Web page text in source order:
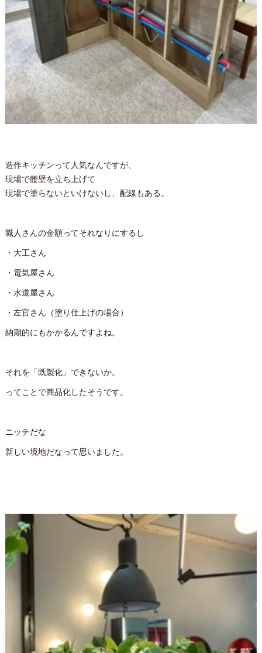
造作キッチンって人気なんですが、
現場で腰壁を立ち上げて
現場で塗らないといけないし、配線もある。
職人さんの金額ってそれなりにするし
・大工さん
・電気屋さん
・水道屋さん
・左官さん（塗り仕上げの場合）
納期的にもかかるんですよね。
それを「既製化」できないか。
ってことで商品化したそうです。
ニッチだな
新しい境地だなって思いました。